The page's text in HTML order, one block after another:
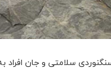
سلامتی و جان افراد به